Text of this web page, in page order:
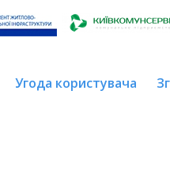
Угода користувача